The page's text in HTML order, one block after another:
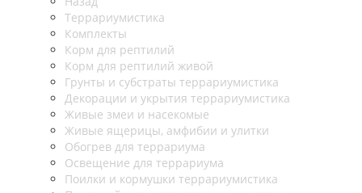
Террариумистика
Комплекты
Корм для рептилий
Корм для рептилий живой
Грунты и субстраты террариумистика
Декорации и укрытия террариумистика
Живые змеи и насекомые
Живые ящерицы, амфибии и улитки
Обогрев для террариума
Освещение для террариума
Поилки и кормушки террариумистика